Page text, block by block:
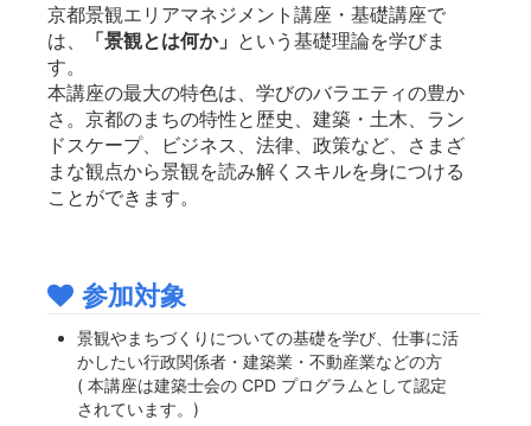
京都景観エリアマネジメント講座・基礎講座で
は、
「景観とは何か」 という基礎理論を学びま
す。
本講座の最大の特色は、学びのバラエティの豊か
さ。京都のまちの特性と歴史、建築・土木、ラン
ドスケープ、ビジネス、法律、政策など、さまざ
まな観点から景観を読み解くスキルを身につける
ことができます。
参加対象
景観やまちづくりについての基礎を学び、仕事に活
かしたい行政関係者・建築業・不動産業などの方
( 本講座は建築士会の CPD プログラムとして認定
されています。)